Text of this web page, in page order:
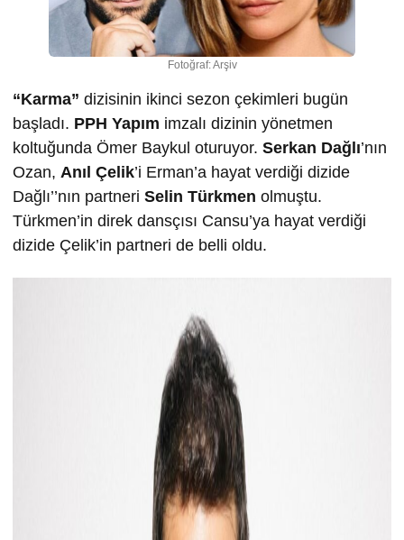
Fotoğraf: Arşiv
“Karma” dizisinin ikinci sezon çekimleri bugün
başladı. PPH Yapım imzalı dizinin yönetmen
koltuğunda Ömer Baykul oturuyor. Serkan Dağlı’nın
Ozan, Anıl Çelik’i Erman’a hayat verdiği dizide
Dağlı’’nın partneri Selin Türkmen olmuştu.
Türkmen’in direk dansçısı Cansu’ya hayat verdiği
dizide Çelik’in partneri de belli oldu.